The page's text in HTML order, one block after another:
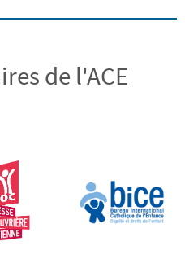
de l'ACE